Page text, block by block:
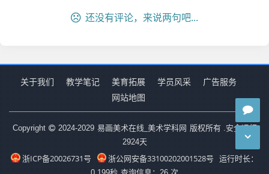
摄手机：iphone6。
构图法，简洁的背景，干净的主题很容易就展现出来。具体
在实际拍摄当中，可以刻意的去训练简洁构图，并不一定非
得留白，可以利用一些物体遮挡背景从而突出主体，也可以
单纯的只拍摄主体。
还没有评论，来说两句吧...
关于我们 教学笔记 美育拓展 学员风采
广告服务
网站地图
Copyright 2024-2029 易画美术在线_美术学科网 版权所有 .安全运行
2924天
浙ICP备20026731号 浙公网安备33100202001528号
运行时长：